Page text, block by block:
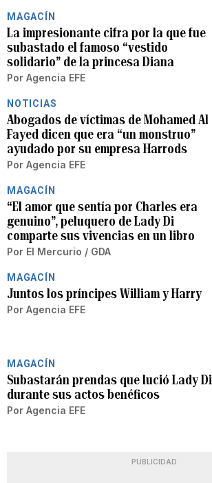
MAGACÍN
La impresionante cifra por la que fue
subastado el famoso “vestido
solidario” de la princesa Diana
Por Agencia EFE
NOTICIAS
Abogados de víctimas de Mohamed Al
Fayed dicen que era “un monstruo”
ayudado por su empresa Harrods
Por Agencia EFE
MAGACÍN
“El amor que sentía por Charles era
genuino”, peluquero de Lady Di
comparte sus vivencias en un libro
Por El Mercurio / GDA
MAGACÍN
Juntos los príncipes William y Harry
Por Agencia EFE
MAGACÍN
Subastarán prendas que lució Lady Di
durante sus actos benéficos
Por Agencia EFE
PUBLICIDAD